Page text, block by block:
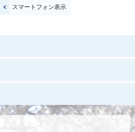
スマートフォン表示